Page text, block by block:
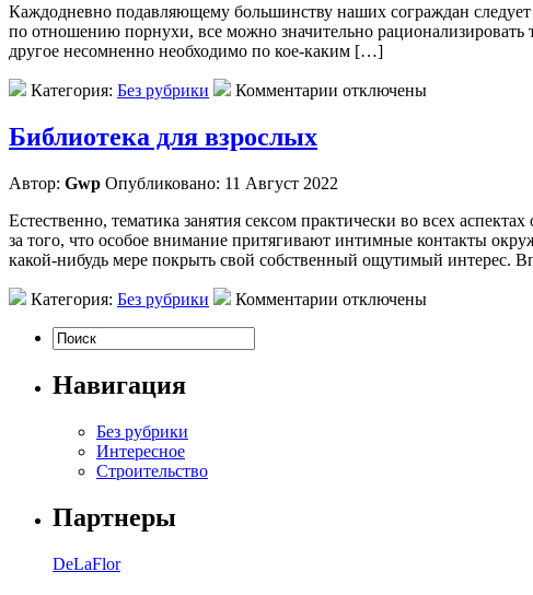
Каждодневно подавляющему большинству наших сограждан следует
по отношению порнухи, все можно значительно рационализировать
другое несомненно необходимо по кое-каким […]
Категория: Без рубрики Комментарии отключены
Библиотека для взрослых
Автор: Gwp Опубликовано: 11 Август 2022
Естественно, тематика занятия сексом практически во всех
за того, что особое внимание притягивают интимные контакты
какой-нибудь мере покрыть свой собственный ощутимый интерес.
Категория: Без рубрики Комментарии отключены
Навигация
Без рубрики
Интересное
Строительство
Партнеры
DeLaFlor